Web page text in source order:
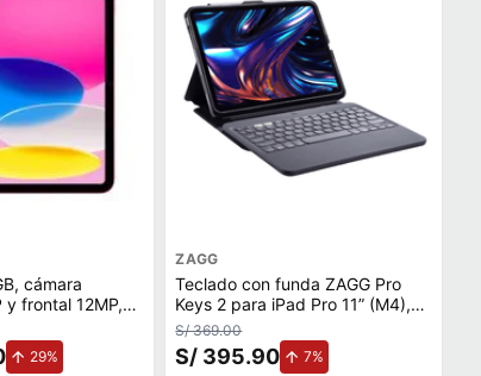
cámara
y frontal 12MP,
A16, pink
29%de aumento.
ZAGG
Teclado con funda ZAGG Pro
Keys 2 para iPad Pro 11” (M4),
teclado desmontable,
retroiluminado, negro
S/ 369.00
S/ 395.90 7%